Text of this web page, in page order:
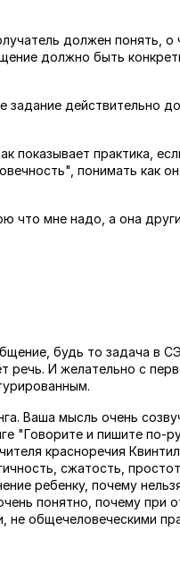
должен понять, о
должно быть
задание действительно
показывает практика,
понимать как
что мне надо, а она
будь то задача в
речь. И желательно с
Ваша мысль очень
"Говорите и пишите по-
красноречия
сжатость,
ребенку, почему
понятно, почему при
общечеловеческими